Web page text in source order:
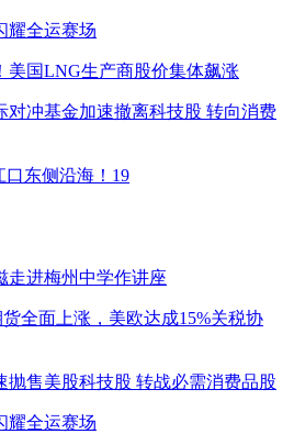
耀全运赛场
美国LNG生产商股价集体飙涨
冲基金加速撤离科技股 转向消费
口东侧沿海！19
走进梅州中学作讲座
全面上涨，美欧达成15%关税协
售美股科技股 转战必需消费品股
耀全运赛场